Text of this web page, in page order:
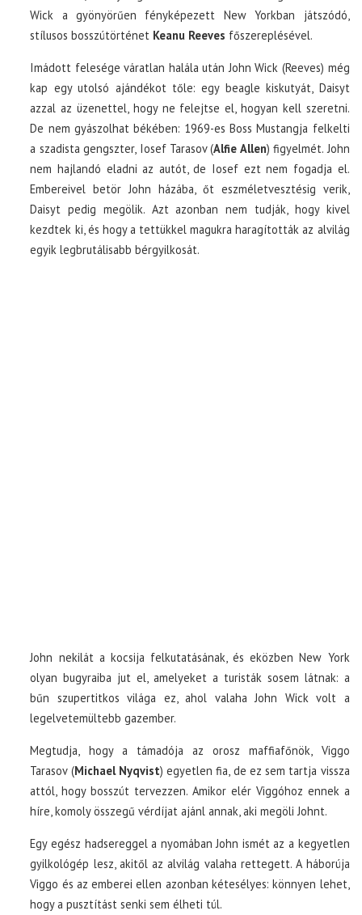
Wick a gyönyörűen fényképezett New Yorkban játszódó,
stílusos bosszútörténet Keanu Reeves főszereplésével.
Imádott felesége váratlan halála után John Wick (Reeves) még
kap egy utolsó ajándékot tőle: egy beagle kiskutyát, Daisyt
azzal az üzenettel, hogy ne felejtse el, hogyan kell szeretni.
De nem gyászolhat békében: 1969-es Boss Mustangja felkelti
a szadista gengszter, Iosef Tarasov (Alfie Allen) figyelmét. John
nem hajlandó eladni az autót, de Iosef ezt nem fogadja el.
Embereivel betör John házába, őt eszméletvesztésig verik,
Daisyt pedig megölik. Azt azonban nem tudják, hogy kivel
kezdtek ki, és hogy a tettükkel magukra haragították az alvilág
egyik legbrutálisabb bérgyilkosát.
John nekilát a kocsija felkutatásának, és eközben New York
olyan bugyraiba jut el, amelyeket a turisták sosem látnak: a
bűn szupertitkos világa ez, ahol valaha John Wick volt a
legelvetemültebb gazember.
Megtudja, hogy a támadója az orosz maffiafőnök, Viggo
Tarasov (Michael Nyqvist) egyetlen fia, de ez sem tartja vissza
attól, hogy bosszút tervezzen. Amikor elér Viggóhoz ennek a
híre, komoly összegű vérdíjat ajánl annak, aki megöli Johnt.
Egy egész hadsereggel a nyomában John ismét az a kegyetlen
gyilkológép lesz, akitől az alvilág valaha rettegett. A háborúja
Viggo és az emberei ellen azonban kétesélyes: könnyen lehet,
hogy a pusztítást senki sem élheti túl.